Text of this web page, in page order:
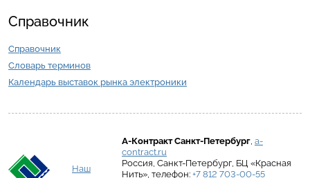
Справочник
Справочник
Словарь терминов
Календарь выставок рынка электроники
Наш
А-Контракт Санкт-Петербург a-
contract.ru
Россия Санкт-Петербург БЦ «Красная
Нить» , телефон: +7 812 703-00-55